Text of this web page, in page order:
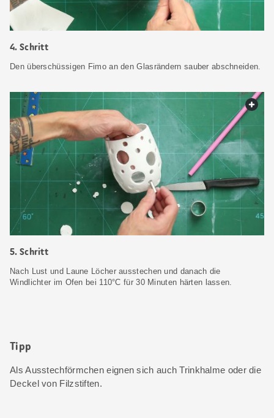
4. Schritt
Den überschüssigen Fimo an den Glasrändern sauber abschneiden.
5. Schritt
Nach Lust und Laune Löcher ausstechen und danach die
Windlichter im Ofen bei 110°C für 30 Minuten härten lassen.
Tipp
Als Ausstechförmchen eignen sich auch Trinkhalme oder die
Deckel von Filzstiften.